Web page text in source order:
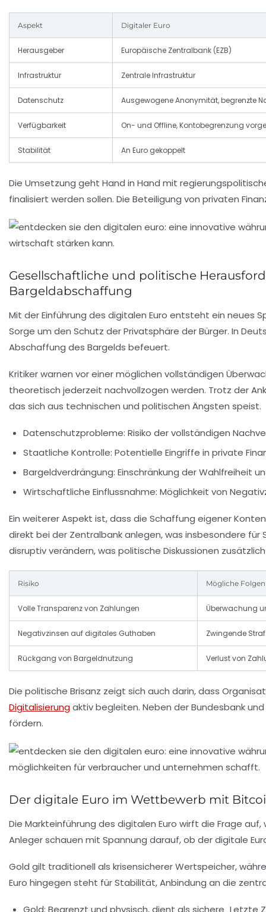
Aspekt Digitaler Euro
Herausgeber Europäische Zentralbank (EZB)
Infrastruktur Zentrale Infrastruktur
Datenschutz Ausgewogene Anonymität, begrenzte
Verfügbarkeit On- und Offline, Kontobegrenzung
Stabilität An Euro gekoppelt
Die Umsetzung geht Hand in Hand mit
finalisiert werden sollen. Die Beteiligung von privaten
Gesellschaftliche und politische
Bargeldabschaffung
Mit der Einführung des digitalen Euro entsteht ein neues
Sorge um den Schutz der Privatsphäre der Bürger. In
Abschaffung des Bargelds befeuert.
Kritiker warnen vor einer möglichen vollständigen
theoretisch jederzeit nachvollzogen werden. Trotz der
das sich aus technischen und politischen Ängsten speist.
Datenschutzprobleme: Risiko der vollständigen
Staatliche Kontrolle: Potentielle Eingriffe in private
Bargeldverdrängung: Einschränkung der Wahlfreiheit
Wirtschaftliche Einflussnahme: Möglichkeit von
Ein weiterer Aspekt ist, dass die Schaffung eigener
direkt bei der Zentralbank anlegen, was insbesondere
disruptiv verändern, was politische Diskussionen
Risiko Mögliche Folgen
Volle Transparenz von Zahlungen Überwachung
Negativzinsen auf digitales Guthaben Zwingende
Rückgang von Bargeldnutzung Verlust von
Die politische Brisanz zeigt sich auch darin, dass
Digitalisierungaktiv begleiten. Neben der Bundesbank
fördern.
Der digitale Euro im Wettbewerb mit
Die Markteinführung des digitalen Euro wirft die Frage
Anleger schauen mit Spannung darauf, ob der digitale
Gold gilt traditionell als krisensicherer Wertspeicher,
Euro hingegen steht für Stabilität, Anbindung an die
Gold: Begrenzt und physisch, dient als sichere „Letzte